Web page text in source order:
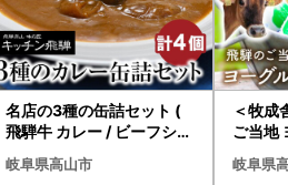
名店の3種の缶詰セット (
飛騨牛 カレー / ビーフシチ
ュー / ポーク カレー) CQ0
21
岐阜県高山市
＜牧成
ご当地
加糖タ
DF037
岐阜県